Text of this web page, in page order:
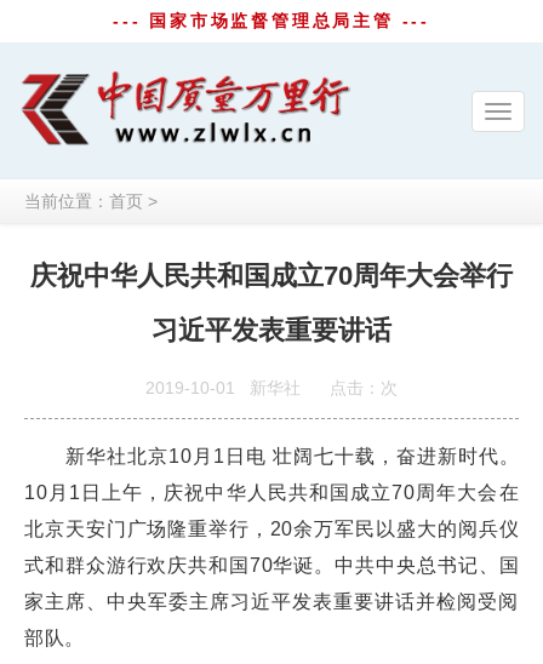
--- 国家市场监督管理总局主管 ---
当前位置： 首页 >
庆祝中华人民共和国成立70周年大会举行
习近平发表重要讲话
2019-10-01 新华社 点击： 次
新华社北京10月1日电 壮阔七十载，奋进新时代。
10月1日上午，庆祝中华人民共和国成立70周年大会在
北京天安门广场隆重举行，20余万军民以盛大的阅兵仪
式和群众游行欢庆共和国70华诞。中共中央总书记、国
家主席、中央军委主席习近平发表重要讲话并检阅受阅
部队。